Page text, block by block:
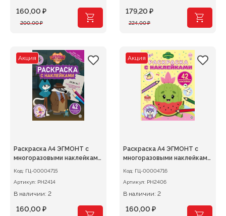
200,00₽
Первоначальная
200,00 ₽.
160,00 ₽
Текущая
224,00₽
Первоначальная
224,00 ₽.
179,20 ₽
Текущая
Акция
Раскраска А4 ЭГМОНТ с
многоразовыми наклейками
Зверский детектив
Код: ГЦ-00004715
Артикул: РН2414
В наличии: 2
160,00 ₽
Акция
Раскраска А4 ЭГМОНТ с
многоразовыми наклейками
Код: ГЦ-00004716
Артикул: РН2406
В наличии: 2
160,00 ₽